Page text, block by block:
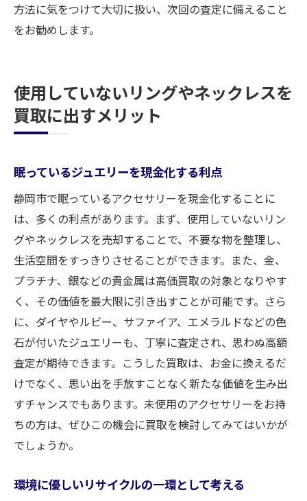
方法に気をつけて大切に扱い、次回の査定に備えること
をお勧めします。
使用していないリングやネックレスを
買取に出すメリット
眠っているジュエリーを現金化する利点
静岡市で眠っているアクセサリーを現金化することに
は、多くの利点があります。まず、使用していないリン
グやネックレスを売却することで、不要な物を整理し、
生活空間をすっきりさせることができます。また、金、
プラチナ、銀などの貴金属は高価買取の対象となりやす
く、その価値を最大限に引き出すことが可能です。さら
に、ダイヤやルビー、サファイア、エメラルドなどの色
石が付いたジュエリーも、丁寧に査定され、思わぬ高額
査定が期待できます。こうした買取は、お金に換えるだ
けでなく、思い出を手放すことなく新たな価値を生み出
すチャンスでもあります。未使用のアクセサリーをお持
ちの方は、ぜひこの機会に買取を検討してみてはいかが
でしょうか。
環境に優しいリサイクルの一環として考える